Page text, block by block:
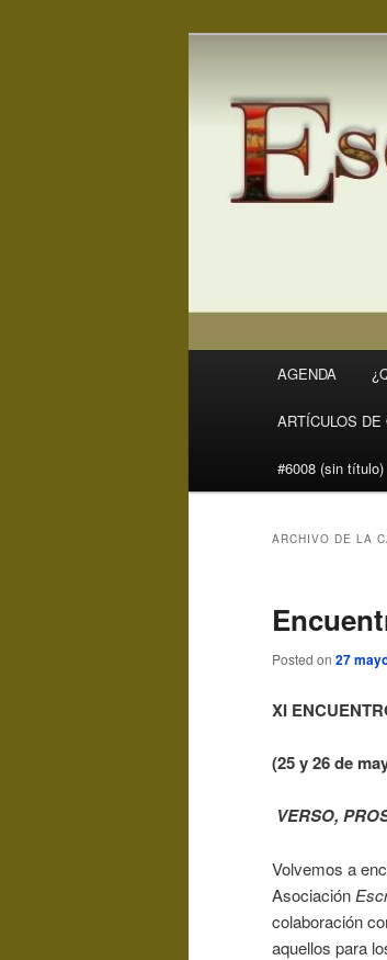
ER
AGENDA
ARTÍCULOS
#6008 (sin título)
ARCHIVO DE LA
Posted on 27
XI
(25 y 26 de
VERSO,
Volvemos a
Asociación
colaboración
aquellos para